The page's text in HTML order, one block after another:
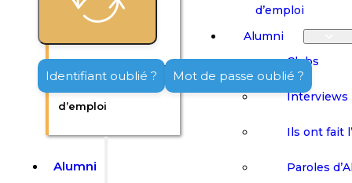
Aide à la recherche
d’emploi
Alumni
d’emploi
Alumni
Clubs
Interviews
Ils ont fait
Paroles
Identifiant oublié ? Mot de passe oublié ?